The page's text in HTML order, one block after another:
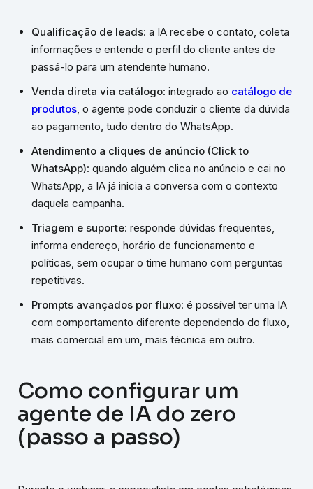
Qualificação de leads: a IA recebe o contato, coleta
informações e entende o perfil do cliente antes de
passá-lo para um atendente humano.
Venda direta via catálogo: integrado ao catálogo de
produtos, o agente pode conduzir o cliente da dúvida
ao pagamento, tudo dentro do WhatsApp.
Atendimento a cliques de anúncio (Click to
WhatsApp): quando alguém clica no anúncio e cai no
WhatsApp, a IA já inicia a conversa com o contexto
daquela campanha.
Triagem e suporte: responde dúvidas frequentes,
informa endereço, horário de funcionamento e
políticas, sem ocupar o time humano com perguntas
repetitivas.
Prompts avançados por fluxo: é possível ter uma IA
com comportamento diferente dependendo do fluxo,
mais comercial em um, mais técnica em outro.
Como configurar um
agente de IA do zero
(passo a passo)